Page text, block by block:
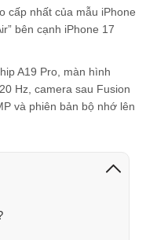
cấp nhất của mẫu iPhone
bên cạnh iPhone 17
A19 Pro, màn hình
Hz, camera sau Fusion
và phiên bản bộ nhớ lên